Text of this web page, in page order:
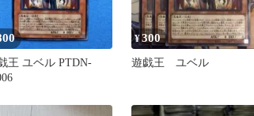
王 ユベル PTDN-
¥300
遊戯王 ユベル